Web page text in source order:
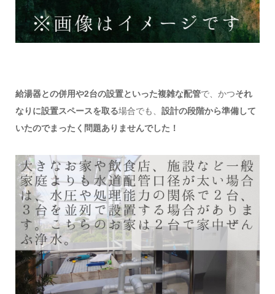
給湯器との併用や2台の設置といった複雑な配管で、かつそれ
なりに設置スペースを取る場合でも、 設計の段階から準備して
いたのでまったく問題ありませんでした！